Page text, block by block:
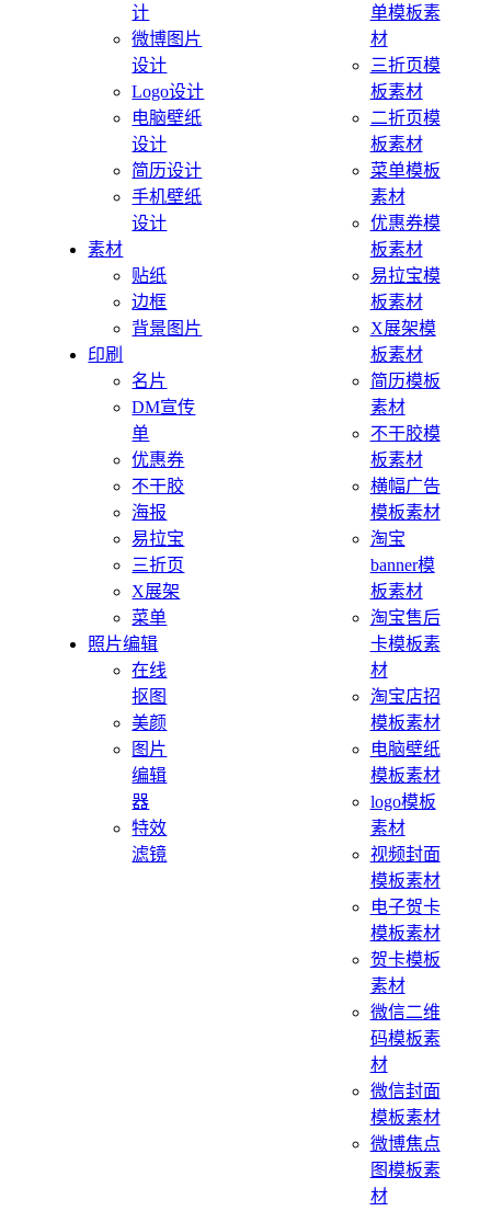
计
微博图片
设计
Logo设计
电脑壁纸
设计
简历设计
手机壁纸
设计
素材
贴纸
边框
背景图片
印刷
名片
DM宣传
单
优惠券
不干胶
海报
易拉宝
三折页
X展架
菜单
照片编辑
在线
抠图
美颜
图片
编辑
器
特效
滤镜
单模板素
材
三折页模
板素材
二折页模
板素材
菜单模板
素材
优惠券模
板素材
易拉宝模
板素材
X展架模
板素材
简历模板
素材
不干胶模
板素材
横幅广告
模板素材
淘宝
banner模
板素材
淘宝售后
卡模板素
材
淘宝店招
模板素材
电脑壁纸
模板素材
logo模板
素材
视频封面
模板素材
电子贺卡
模板素材
贺卡模板
素材
微信二维
码模板素
材
微信封面
模板素材
微博焦点
图模板素
材